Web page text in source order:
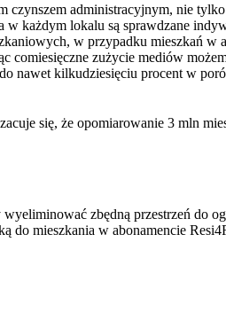
czynszem administracyjnym, nie
każdym lokalu są sprawdzane
w przypadku mieszkań w
comiesięczne zużycie mediów
nawet kilkudziesięciu procent w
się, że opomiarowanie 3 mln
zbędną przestrzeń do
do mieszkania w abonamencie